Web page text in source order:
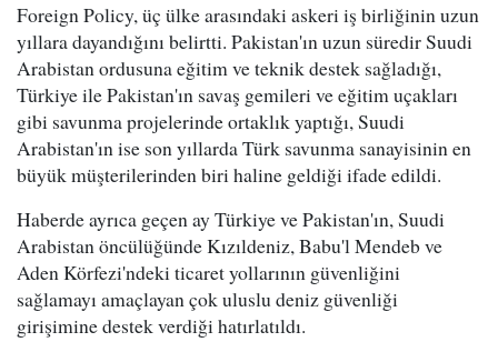
Foreign Policy, üç ülke arasındaki askeri iş birliğinin uzun
yıllara dayandığını belirtti. Pakistan'ın uzun süredir Suudi
Arabistan ordusuna eğitim ve teknik destek sağladığı,
Türkiye ile Pakistan'ın savaş gemileri ve eğitim uçakları
gibi savunma projelerinde ortaklık yaptığı, Suudi
Arabistan'ın ise son yıllarda Türk savunma sanayisinin en
büyük müşterilerinden biri haline geldiği ifade edildi.
Haberde ayrıca geçen ay Türkiye ve Pakistan'ın, Suudi
Arabistan öncülüğünde Kızıldeniz, Babu'l Mendeb ve
Aden Körfezi'ndeki ticaret yollarının güvenliğini
sağlamayı amaçlayan çok uluslu deniz güvenliği
girişimine destek verdiği hatırlatıldı.